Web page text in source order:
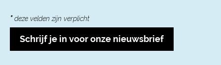
*deze velden zijn verplicht
Schrijf je in voor onze nieuwsbrief